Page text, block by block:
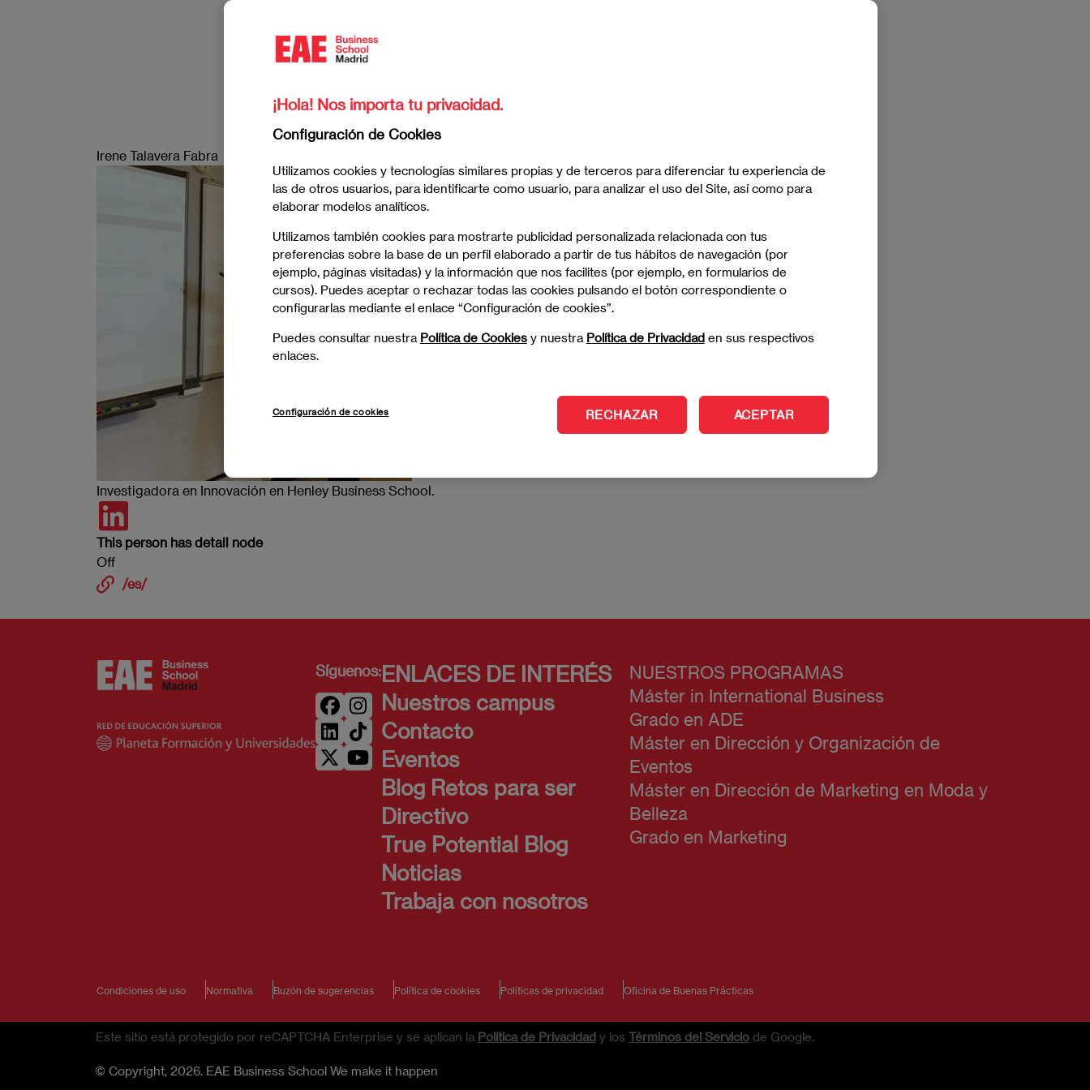
Irene Talavera Fabra
Investigadora en Innovación en Henley Business School.
This person has detail node
Off
/es/
Síguenos: ENLACES DE INTERÉS
Nuestros campus
Contacto
Eventos
Blog Retos para ser
Directivo
True Potential Blog
Noticias
Trabaja con nosotros
NUESTROS PROGRAMAS
Máster in International Business
Grado en ADE
Máster en Dirección y Organización de
Eventos
Máster en Dirección de Marketing en Moda y
Belleza
Grado en Marketing
Condiciones de uso Normativa Buzón de sugerencias Política de cookies Políticas de privacidad Oficina de Buenas Prácticas
Este sitio está protegido por reCAPTCHA Enterprise y se aplican la Política de Privacidady los Términos del Serviciode Google.
© Copyright, 2026. EAE Business School We make it happen
¡Hola! Nos importa tu privacidad.
Configuración de Cookies
Utilizamos cookies y tecnologías similares propias y de terceros para diferenciar tu experiencia de
las de otros usuarios, para identificarte como usuario, para analizar el uso del Site, así como para
elaborar modelos analíticos.
Utilizamos también cookies para mostrarte publicidad personalizada relacionada con tus
preferencias sobre la base de un perfil elaborado a partir de tus hábitos de navegación (por
ejemplo, páginas visitadas) y la información que nos facilites (por ejemplo, en formularios de
cursos). Puedes aceptar o rechazar todas las cookies pulsando el botón correspondiente o
configurarlas mediante el enlace “Configuración de cookies”.
Puedes consultar nuestra Política de Cookiesy nuestra Política de Privacidaden sus respectivos
enlaces.
Configuración de cookies RECHAZAR ACEPTAR